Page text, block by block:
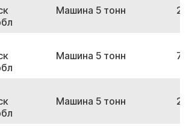
Машина 5 тонн
Машина 5 тонн
Машина 5 тонн